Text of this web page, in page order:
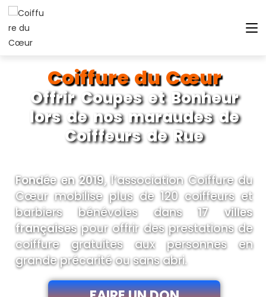
Coiffure du Cœur
Offrir Coupes et Bonheur
lors de nos maraudes de
Coiffeurs de Rue
Fondée en 2019,l’association Coiffure du
Cœur mobilise plus de 120 coiffeurs et
barbiers bénévoles dans17 villes
françaisespour offrir des prestations de
coiffure gratuites aux personnes en
grande précarité ou sans abri.